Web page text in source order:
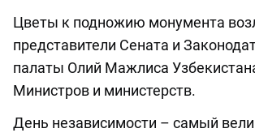
Цветы к подножию монумента
представители Сената и
палаты Олий Мажлиса
Министров и министерств.
День независимости – самый